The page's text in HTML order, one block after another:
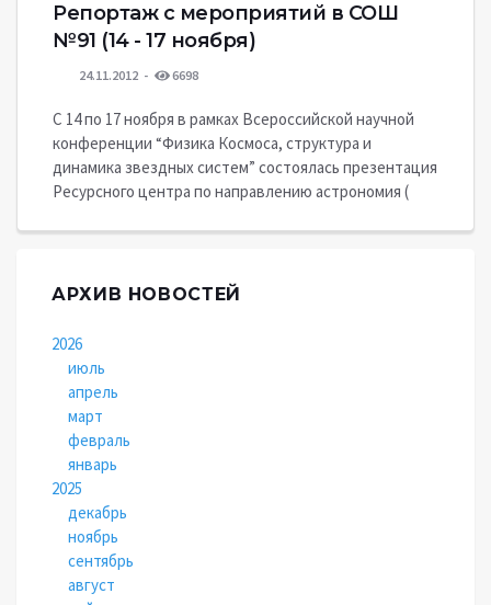
Репортаж с мероприятий в СОШ
№91 (14 - 17 ноября)
24.11.2012 6698
С 14 по 17 ноября в рамках Всероссийской научной
конференции “Физика Космоса, структура и
динамика звездных систем” состоялась презентация
Ресурсного центра по направлению астрономия (
АРХИВ НОВОСТЕЙ
2026
июль
апрель
март
февраль
январь
2025
декабрь
ноябрь
сентябрь
август